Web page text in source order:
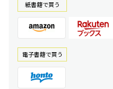
紙書籍で買う
電⼦書籍で買う